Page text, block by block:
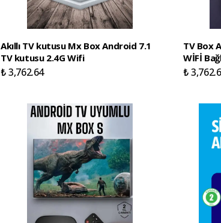
Akıllı TV kutusu Mx Box Android 7.1
TV kutusu 2.4G Wifi
₺ 3,762.64
TV Box
WİFİ
₺